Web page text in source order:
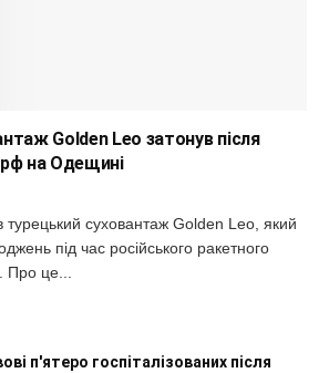
Golden Leo затонув після
на Одещині
суховантаж Golden Leo, який
під час російського ракетного
Про це...
п'ятеро госпіталізованих після